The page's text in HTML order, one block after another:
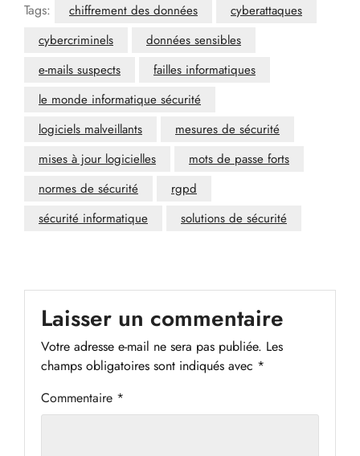
Tags: chiffrement des données
cyberattaques
cybercriminels
données sensibles
e-mails suspects
failles informatiques
le monde informatique sécurité
logiciels malveillants
mesures de sécurité
mises à jour logicielles
mots de passe forts
normes de sécurité
rgpd
sécurité informatique
solutions de sécurité
Laisser un commentaire
Votre adresse e-mail ne sera pas publiée. Les
champs obligatoires sont indiqués avec *
Commentaire *